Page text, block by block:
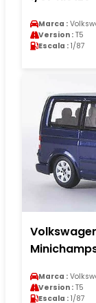
Marca :
Version : T5
Escala : 1/87
Marca :
Version : T5
Escala : 1/87